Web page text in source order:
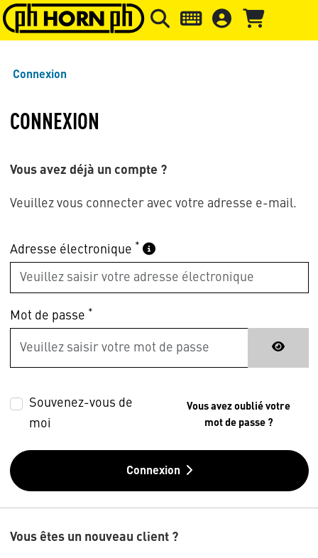
Skip to main content Passer à l'en-tête de la page
Connexion
CONNEXION
Vous avez déjà un compte ?
Veuillez vous connecter avec votre adresse e-mail.
Adresse électronique *
Mot de passe *
Souvenez-vous de
moi
Vous avez oublié votre
mot de passe ?
Connexion
Vous êtes un nouveau client ?